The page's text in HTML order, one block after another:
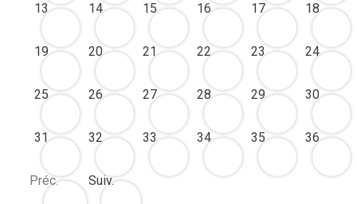
13 14 15 16 17 18
19 20 21 22 23 24
25 26 27 28 29 30
31 32 33 34 35 36
Préc. Suiv.